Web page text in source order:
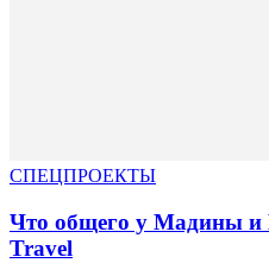
СПЕЦПРОЕКТЫ
Что общего у Мадины и
Travel